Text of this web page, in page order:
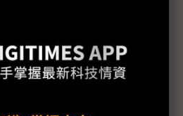
賽 擺脫過往落後頹勢
出世 川普如何接續拜登